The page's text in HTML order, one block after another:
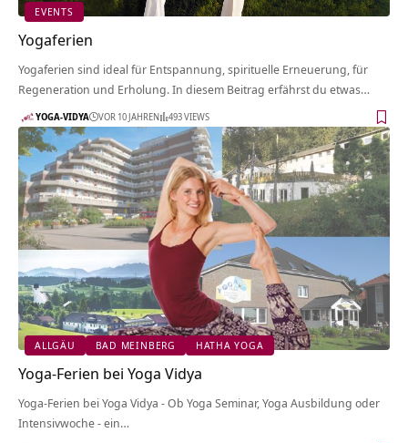
EVENTS
Yogaferien
Yogaferien sind ideal für Entspannung, spirituelle Erneuerung, für
Regeneration und Erholung. In diesem Beitrag erfährst du etwas…
YOGA-VIDYA VOR 10 JAHREN 493 VIEWS
ALLGÄU BAD MEINBERG HATHA YOGA
Yoga-Ferien bei Yoga Vidya
Yoga-Ferien bei Yoga Vidya - Ob Yoga Seminar, Yoga Ausbildung oder
Intensivwoche - ein…